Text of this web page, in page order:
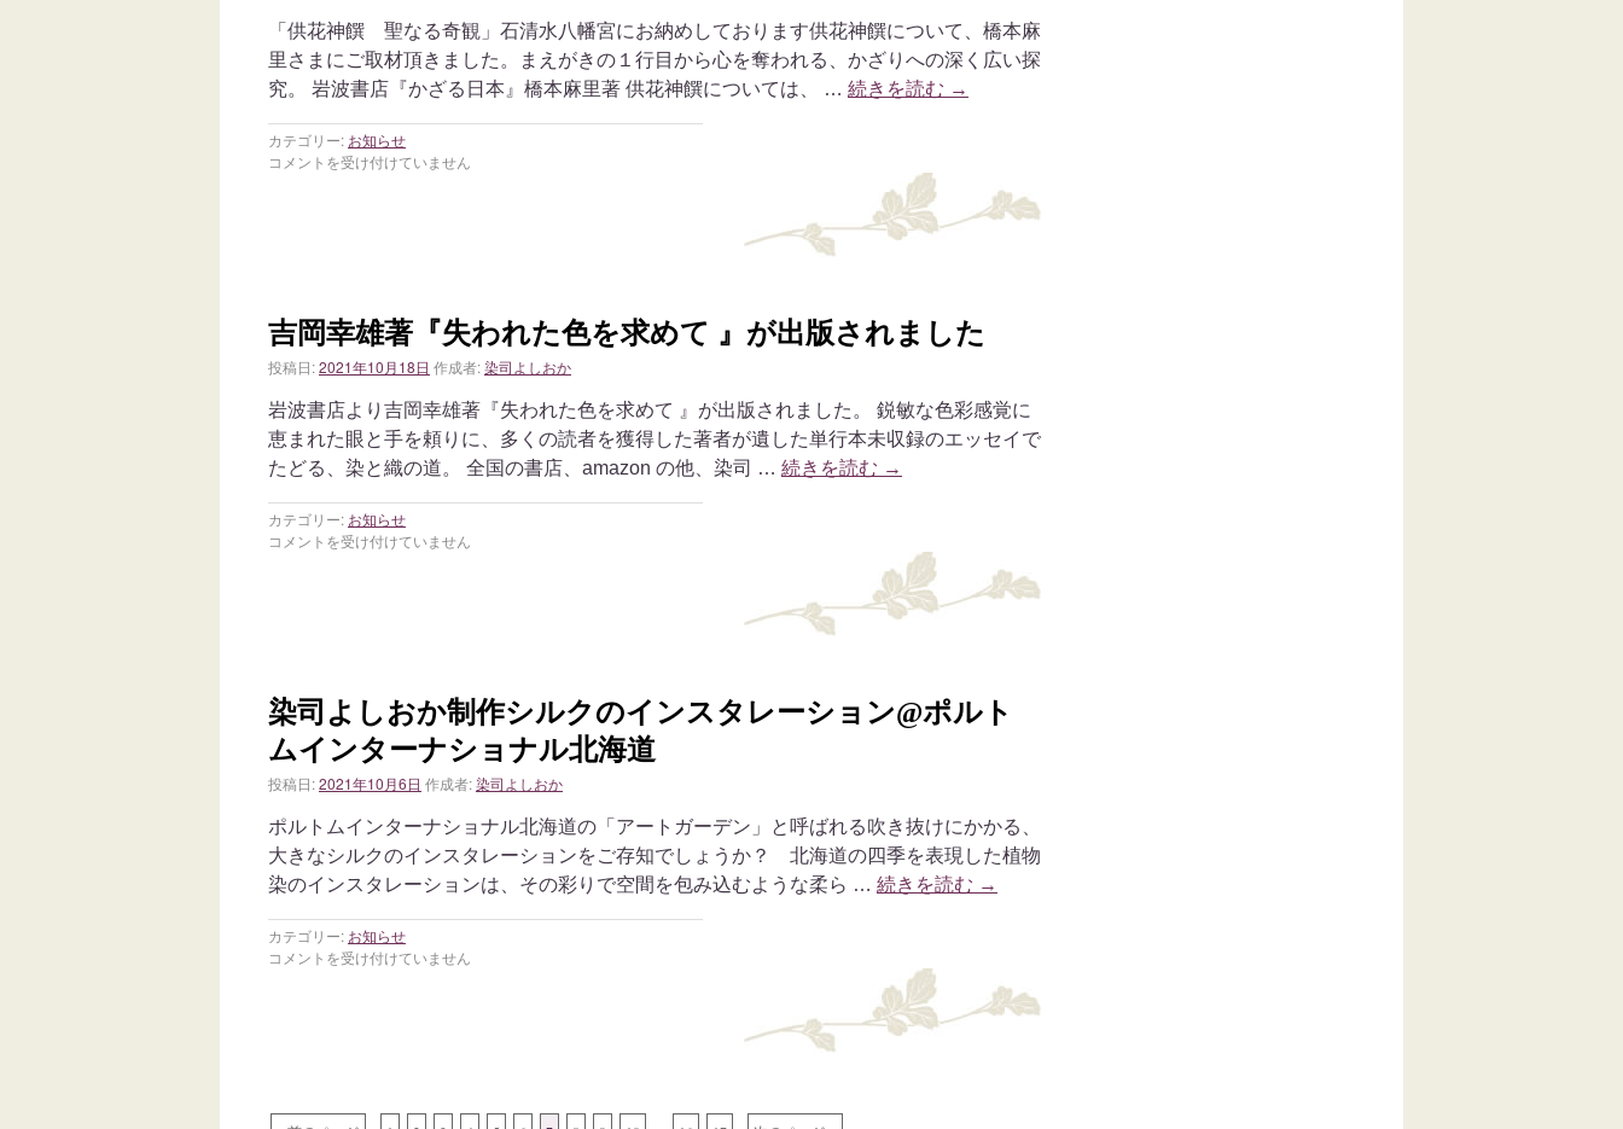
「供花神饌 聖なる奇観」石清水八幡宮にお納めしております供花神饌について、橋本麻
里さまにご取材頂きました。まえがきの１行目から心を奪われる、かざりへの深く広い探
究。 岩波書店『かざる日本』橋本麻里著 供花神饌については、 … 続きを読む →
カテゴリー: お知らせ
コメントを受け付けていません
吉岡幸雄著『失われた色を求めて 』が出版されました
投稿日:2021年10月18日 作成者:染司よしおか
岩波書店より吉岡幸雄著『失われた色を求めて 』が出版されました。 鋭敏な色彩感覚に
恵まれた眼と手を頼りに、多くの読者を獲得した著者が遺した単行本未収録のエッセイで
たどる、染と織の道。 全国の書店、amazon の他、染司 … 続きを読む →
カテゴリー: お知らせ
コメントを受け付けていません
染司よしおか制作シルクのインスタレーション@ポルト
ムインターナショナル北海道
投稿日:2021年10月6日 作成者:染司よしおか
ポルトムインターナショナル北海道の「アートガーデン」と呼ばれる吹き抜けにかかる、
大きなシルクのインスタレーションをご存知でしょうか？ 北海道の四季を表現した植物
染のインスタレーションは、その彩りで空間を包み込むような柔ら … 続きを読む →
カテゴリー: お知らせ
コメントを受け付けていません